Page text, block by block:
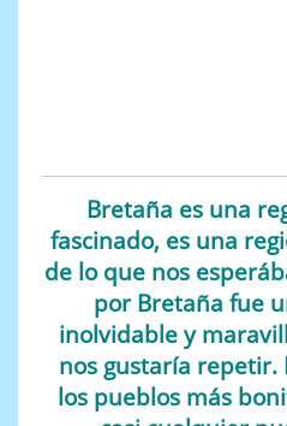
Bretaña es una
fascinado, es una
de lo que nos
por Bretaña fue
inolvidable y
nos gustaría repetir.
los pueblos más